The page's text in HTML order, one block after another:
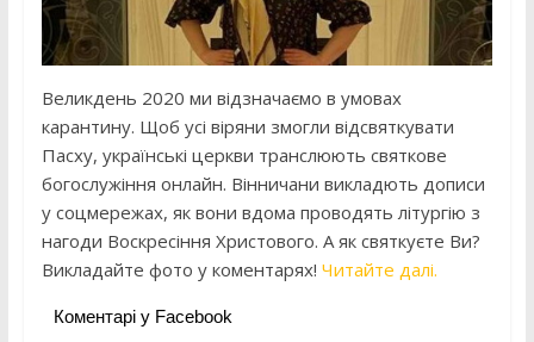
Великдень 2020 ми відзначаємо в умовах
карантину. Щоб усі віряни змогли відсвяткувати
Пасху, українські церкви транслюють святкове
богослужіння онлайн. Вінничани викладють дописи
у соцмережах, як вони вдома проводять літургію з
нагоди Воскресіння Христового. А як святкуєте Ви?
Викладайте фото у коментарях! Читайте далі.
Коментарі у Facebook